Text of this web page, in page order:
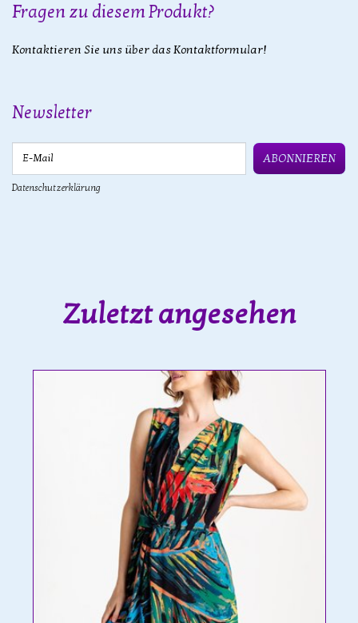
Fragen zu diesem Produkt?
Kontaktieren Sie uns über das Kontaktformular!
Newsletter
ABONNIEREN
Datenschutzerklärung
Zuletzt angesehen